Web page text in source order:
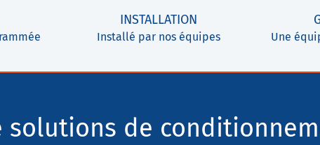
INSTALLATION
Installé par nos équipes Une
solutions de